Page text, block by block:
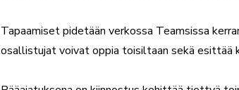
Tapaamiset pidetään verkossa Teamsissa
osallistujat voivat oppia toisiltaan sekä esittää